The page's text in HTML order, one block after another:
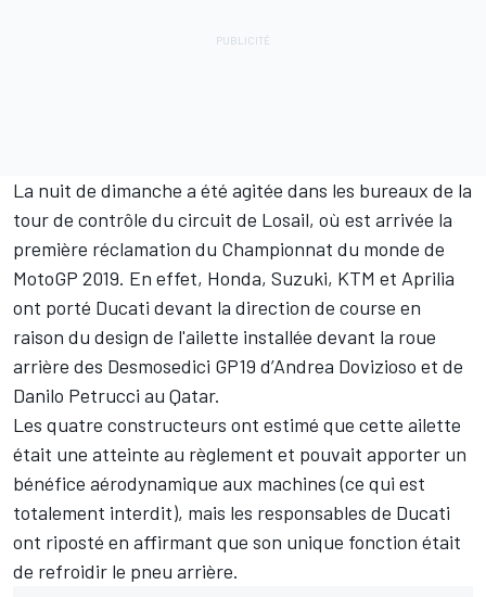
La nuit de dimanche a été agitée dans les bureaux de la
tour de contrôle du circuit de Losail, où est arrivée la
première réclamation du Championnat du monde de
MotoGP 2019. En effet, Honda, Suzuki, KTM et Aprilia
ont porté Ducati devant la direction de course en
raison du design de l'ailette installée devant la roue
arrière des Desmosedici GP19 d’Andrea Dovizioso et de
Danilo Petrucci au Qatar.
Les quatre constructeurs ont estimé que cette ailette
était une atteinte au règlement et pouvait apporter un
bénéfice aérodynamique aux machines (ce qui est
totalement interdit), mais les responsables de Ducati
ont riposté en affirmant que son unique fonction était
de refroidir le pneu arrière.